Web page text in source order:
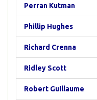
Perran Kutman
Phillip Hughes
Richard Crenna
Ridley Scott
Robert Guillaume